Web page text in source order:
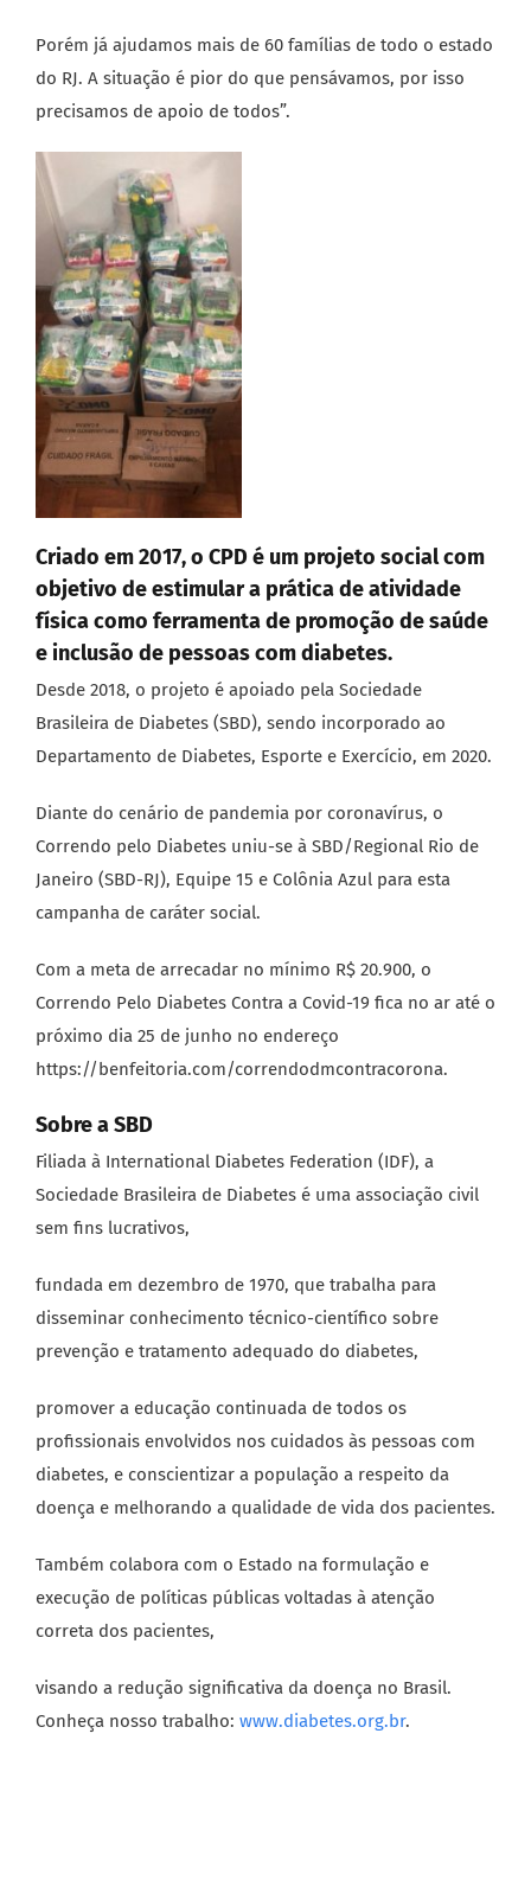
Porém já ajudamos mais de 60 famílias de todo o estado
do RJ. A situação é pior do que pensávamos, por isso
precisamos de apoio de todos”.
Criado em 2017, o CPD é um projeto social com
objetivo de estimular a prática de atividade
física como ferramenta de promoção de saúde
e inclusão de pessoas com diabetes.
Desde 2018, o projeto é apoiado pela Sociedade
Brasileira de Diabetes (SBD), sendo incorporado ao
Departamento de Diabetes, Esporte e Exercício, em 2020.
Diante do cenário de pandemia por coronavírus, o
Correndo pelo Diabetes uniu-se à SBD/Regional Rio de
Janeiro (SBD-RJ), Equipe 15 e Colônia Azul para esta
campanha de caráter social.
Com a meta de arrecadar no mínimo R$ 20.900, o
Correndo Pelo Diabetes Contra a Covid-19 fica no ar até o
próximo dia 25 de junho no endereço
https://benfeitoria.com/correndodmcontracorona.
Sobre a SBD
Filiada à International Diabetes Federation (IDF), a
Sociedade Brasileira de Diabetes é uma associação civil
sem fins lucrativos,
fundada em dezembro de 1970, que trabalha para
disseminar conhecimento técnico-científico sobre
prevenção e tratamento adequado do diabetes,
promover a educação continuada de todos os
profissionais envolvidos nos cuidados às pessoas com
diabetes, e conscientizar a população a respeito da
doença e melhorando a qualidade de vida dos pacientes.
Também colabora com o Estado na formulação e
execução de políticas públicas voltadas à atenção
correta dos pacientes,
visando a redução significativa da doença no Brasil.
Conheça nosso trabalho: www.diabetes.org.br.